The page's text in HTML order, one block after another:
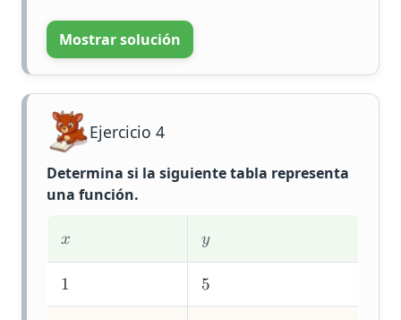
Mostrar solución
Ejercicio 4
Determina si la siguiente tabla representa
una función.
𝑥
𝑦
1
5